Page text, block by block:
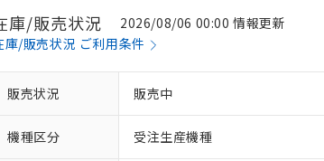
庫/販売状況
2026/08/06 00:00 情報更新
庫/販売状況 ご利用条件
販売状況 販売中
機種区分 受注生産機種